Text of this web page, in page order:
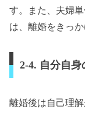
す。また、夫婦
は、離婚をきっ
2-4. 自分自
離婚後は自己理